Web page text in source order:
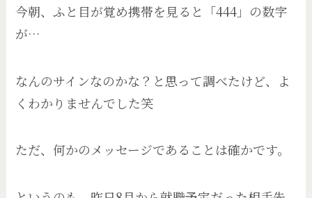
今朝、ふと目が覚め携帯を見ると「444」の数字
が…
なんのサインなのかな？と思って調べたけど、よ
くわかりませんでした笑
ただ、何かのメッセージであることは確かです。